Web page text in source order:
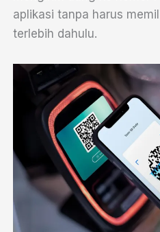
aplikasi tanpa harus
terlebih dahulu.